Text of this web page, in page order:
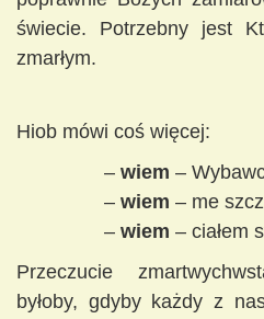
świecie. Potrzebny jest
zmarłym.
Hiob mówi coś więcej:
– wiem –
– wiem – me
– wiem – ciałem
Przeczucie
byłoby, gdyby każdy z